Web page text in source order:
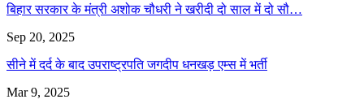
बिहार सरकार के मंत्री अशोक चौधरी ने खरीदी दो साल में दो सौ…
Sep 20, 2025
सीने में दर्द के बाद उपराष्ट्रपति जगदीप धनखड़ एम्स में भर्ती
Mar 9, 2025